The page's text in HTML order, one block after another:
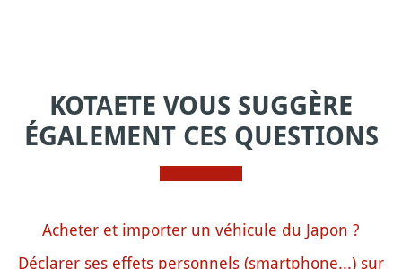
KOTAETE VOUS SUGGÈRE
ÉGALEMENT CES QUESTIONS
Acheter et importer un véhicule du Japon ?
Déclarer ses effets personnels (smartphone...) sur